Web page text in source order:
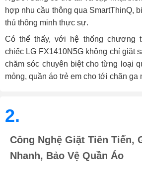
hợp nhu cầu thông qua SmartThinQ,
thủ thông minh thực sự.
Có thể thấy, với hệ thống chương
chiếc LG FX1410N5G không chỉ giặt
chăm sóc chuyên biệt cho từng loại
mỏng, quần áo trẻ em cho tới chăn ga
2.
Công Nghệ Giặt Tiên Tiến,
Nhanh, Bảo Vệ Quần Áo